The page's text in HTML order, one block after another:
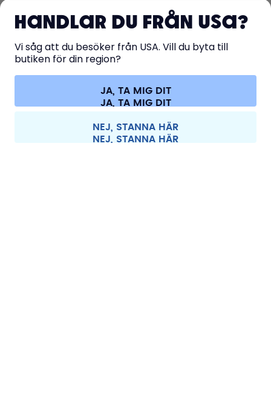
HJÄLP
KONTAKT
Sekretess och säkerhet Juridisk information
Ångra avtalet
Alla priser är inklusive moms och exklusive fraktavgifter.
Handlar du från USA?
Vi såg att du besöker från USA. Vill du byta till
butiken för din region?
JA, TA MIG DIT
NEJ, STANNA HÄR